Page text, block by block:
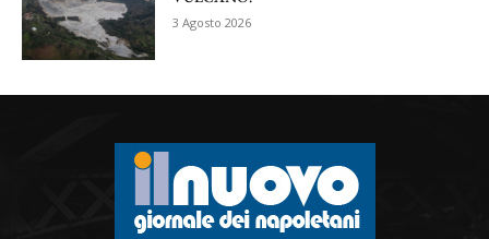
3 Agosto 2026